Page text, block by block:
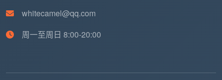
调整，但均在合同内锁定，中途不增项。
whitecamel@qq.com
周一至周日 8:00-20:00